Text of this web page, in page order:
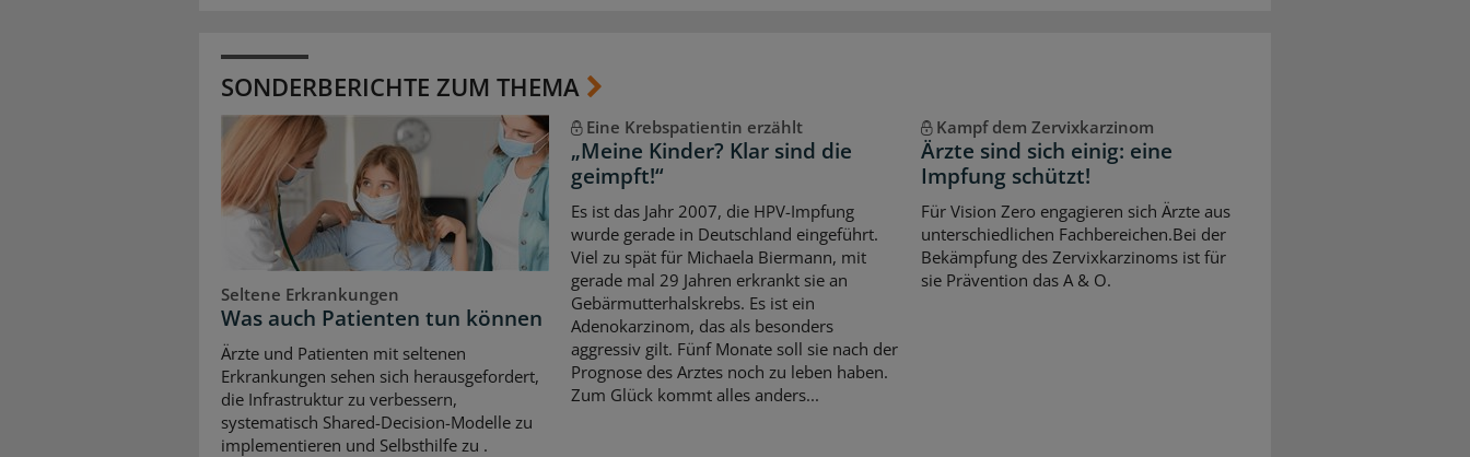
SONDERBERICHTE ZUM THEMA
Seltene Erkrankungen
Was auch Patienten tun können
Ärzte und Patienten mit seltenen
Erkrankungen sehen sich herausgefordert,
die Infrastruktur zu verbessern,
systematisch Shared-Decision-Modelle zu
implementieren und Selbsthilfe zu .
Eine Krebspatientin erzählt
„Meine Kinder? Klar sind die
geimpft!“
Es ist das Jahr 2007, die HPV-Impfung
wurde gerade in Deutschland eingeführt.
Viel zu spät für Michaela Biermann, mit
gerade mal 29 Jahren erkrankt sie an
Gebärmutterhalskrebs. Es ist ein
Adenokarzinom, das als besonders
aggressiv gilt. Fünf Monate soll sie nach der
Prognose des Arztes noch zu leben haben.
Zum Glück kommt alles anders...
Kampf dem Zervixkarzinom
Ärzte sind sich einig: eine
Impfung schützt!
Für Vision Zero engagieren sich Ärzte aus
unterschiedlichen Fachbereichen.Bei der
Bekämpfung des Zervixkarzinoms ist für
sie Prävention das A & O.